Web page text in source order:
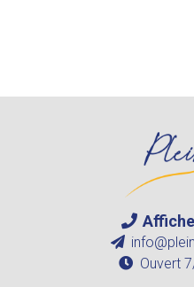
Ouvert